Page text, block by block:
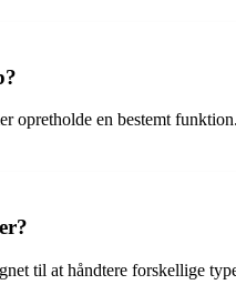
en bestemt
til at håndtere forskellige